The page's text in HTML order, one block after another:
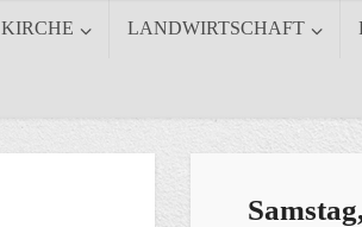
KIRCHE LANDWIRTSCHAFT